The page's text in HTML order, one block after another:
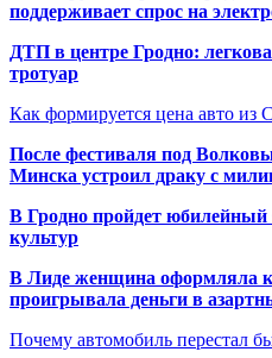
поддерживает спрос на
ДТП в центре Гродно:
тротуар
Как формируется цена авто
После фестиваля под
Минска устроил драку с
В Гродно пройдет
культур
В Лиде женщина оформляла
проигрывала деньги в
Почему автомобиль перестал